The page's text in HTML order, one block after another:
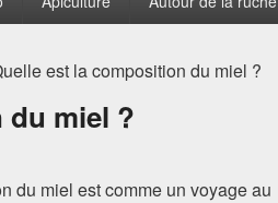
est la composition du miel ?
du miel ?
du miel est comme un voyage au